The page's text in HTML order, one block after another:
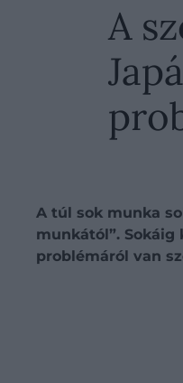
A
A túl sok munka
munkától”.
problémáról van